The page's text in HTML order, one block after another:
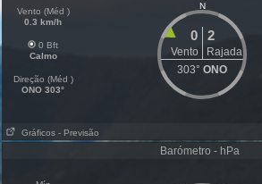
Vento (Méd )
0.3 km/h
0 Bft
Calmo
Direção (Méd )
ONO 303°
N
0 2
Vento
Rajada
303° ONO
Gráficos - Previsão
Barómetro - hPa